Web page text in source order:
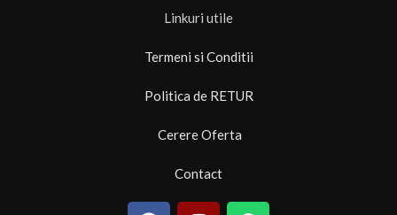
Linkuri utile
Termeni si Conditii
Politica de RETUR
Cerere Oferta
Contact